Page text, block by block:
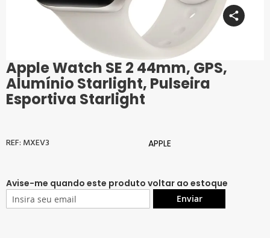
Apple Watch SE 2 44mm, GPS,
Alumínio Starlight, Pulseira
Esportiva Starlight
MXEV3 APPLE
Avise-me quando este produto voltar ao estoque
Enviar
Saltar
para
o
início
de